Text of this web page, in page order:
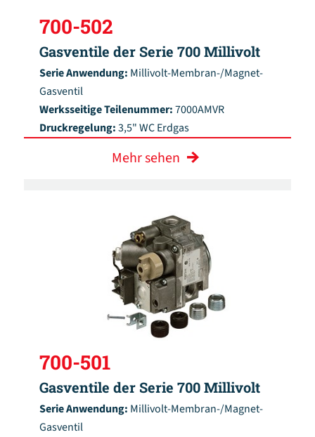
700-502
Gasventile der Serie 700 Millivolt
Serie Anwendung: Millivolt-Membran-/Magnet-
Gasventil
Werksseitige Teilenummer:7000AMVR
Druckregelung:3,5" WC Erdgas
Mehr sehen
700-501
Gasventile der Serie 700 Millivolt
Serie Anwendung: Millivolt-Membran-/Magnet-
Gasventil